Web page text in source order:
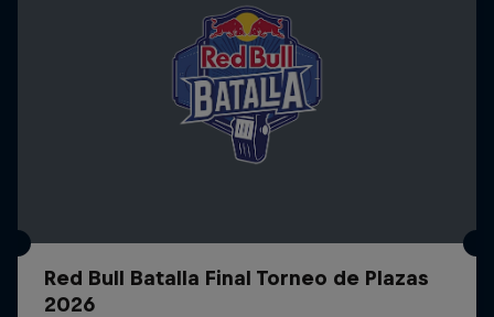
Red Bull Batalla Final Torneo de Plazas
2026